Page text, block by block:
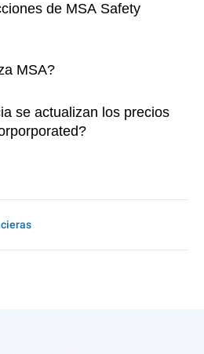
de MSA Safety
MSA?
se actualizan los precios